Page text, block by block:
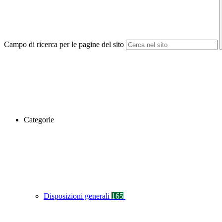
Campo di ricerca per le pagine del sito
Categorie
Disposizioni generali 165